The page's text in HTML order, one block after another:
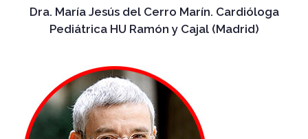
Dra. María Jesús del Cerro Marín. Cardióloga
Pediátrica HU Ramón y Cajal (Madrid)